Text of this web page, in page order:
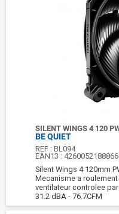
SILENT WINGS 4 120
BE QUIET
REF :BL094
EAN13 : 4260052188866
Silent Wings 4 120mm
Mecanisme a
ventilateur controlee
31.2 dBA - 76.7CFM